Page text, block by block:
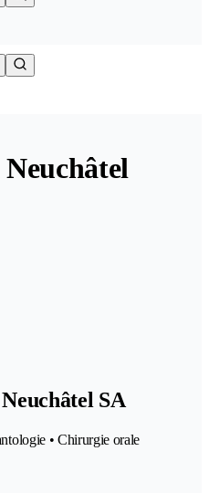
SA
• Chirurgie orale